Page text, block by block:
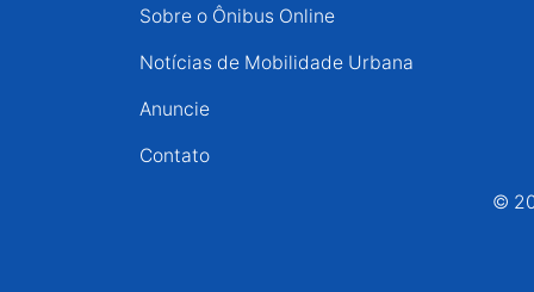
Sobre o Ônibus Online
Notícias de Mobilidade Urbana
Anuncie
Contato
©